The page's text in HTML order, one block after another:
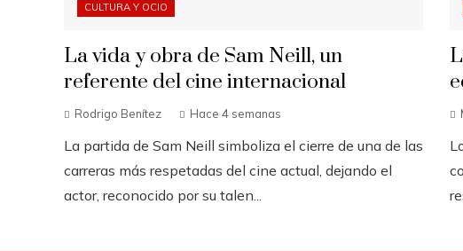
CULTURA Y OCIO
La vida y obra de Sam Neill, un
referente del cine internacional
Rodrigo Benítez Hace 4 semanas
La partida de Sam Neill simboliza el cierre de una de las
carreras más respetadas del cine actual, dejando el
actor, reconocido por su talen...